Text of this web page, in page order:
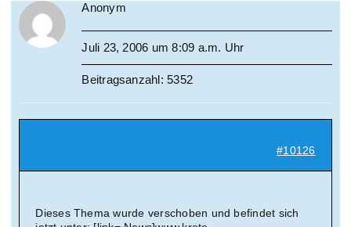
Anonym
Juli 23, 2006 um 8:09 a.m. Uhr
Beitragsanzahl: 5352
#10126
Dieses Thema wurde verschoben und befindet sich